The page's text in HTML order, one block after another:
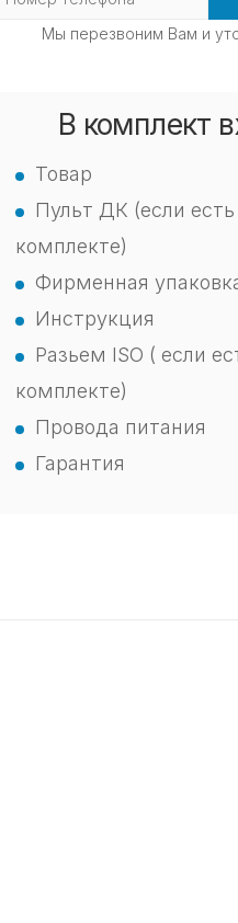
Мы перезвоним Вам и
В комплект
Товар
Пульт ДК (если есть
комплекте)
Фирменная
Инструкция
Разьем ISO ( если
комплекте)
Провода питания
Гарантия